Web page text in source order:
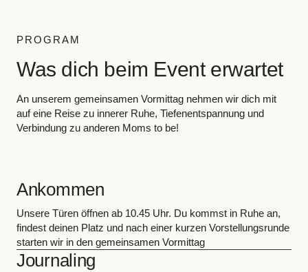
PROGRAM
Was dich beim Event erwartet
An unserem gemeinsamen Vormittag nehmen wir dich mit
auf eine Reise zu innerer Ruhe, Tiefenentspannung und
Verbindung zu anderen Moms to be!
Ankommen
Unsere Türen öffnen ab 10.45 Uhr. Du kommst in Ruhe an,
findest deinen Platz und nach einer kurzen Vorstellungsrunde
starten wir in den gemeinsamen Vormittag
Journaling